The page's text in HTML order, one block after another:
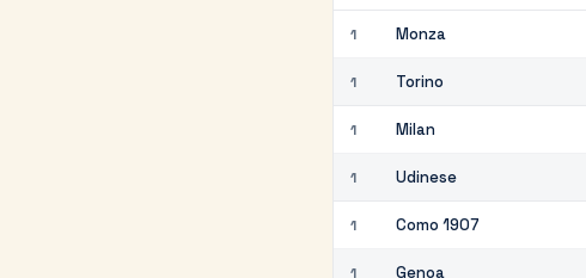
1 Monza
1 Torino
1 Milan
1 Udinese
1 Como 1907
1 Genoa